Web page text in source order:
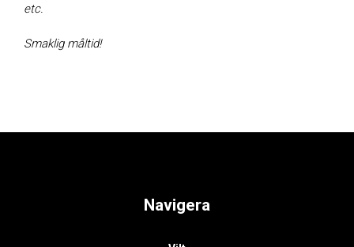
etc.
Smaklig måltid!
Navigera